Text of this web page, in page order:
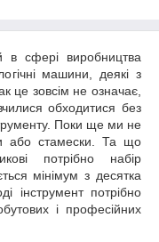
в сфері виробництва
машини, деякі з
це зовсім не означає,
обходитися без
Поки ще ми не
або стамески. Та що
потрібно набір
мінімум з десятка
інструмент потрібно
і професійних